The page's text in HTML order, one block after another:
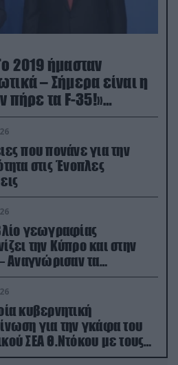
2019 ήμασταν
– Σήμερα είναι η
πήρε τα F-35!»
που πονάνε για την
στις Ένοπλες
γεωγραφίας
την Κύπρο και στην
Αναγνώρισαν τα
(φωτο)
κυβερνητική
για την γκάφα του
ΣΕΑ Θ.Ντόκου με τους
φαρσέρ